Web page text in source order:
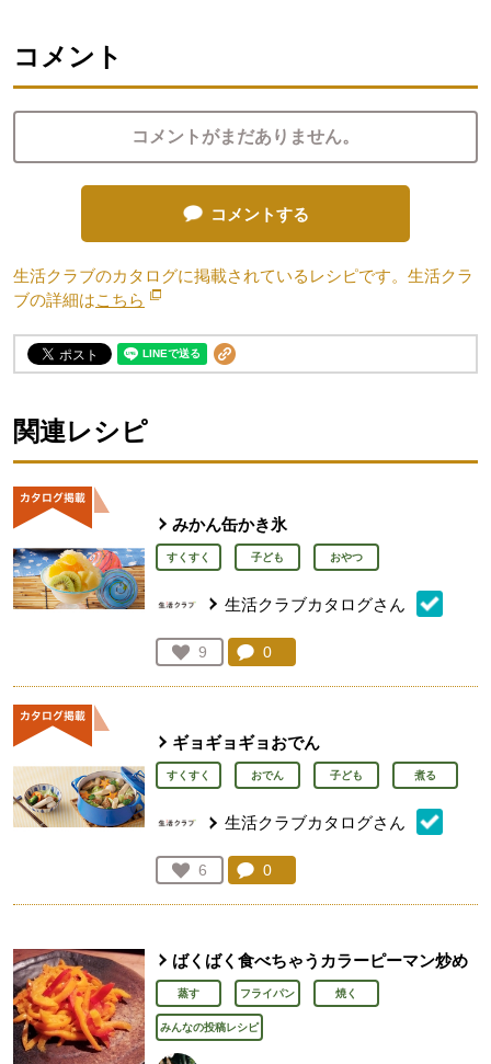
コメント
コメントがまだありません。
コメントする
生活クラブのカタログに掲載されているレシピです。生活クラ
ブの詳細はこちら 別のウィンドウで開きます。
関連レシピ
みかん缶かき氷
すくすく 子ども おやつ
生活クラブカタログさん
お気に入り登録：
9
人が登録
コメント：
0
ギョギョギョおでん
すくすく おでん 子ども 煮る
生活クラブカタログさん
お気に入り登録：
6
人が登録
コメント：
0
ばくばく食べちゃうカラーピーマン炒め
蒸す フライパン 焼く
みんなの投稿レシピ